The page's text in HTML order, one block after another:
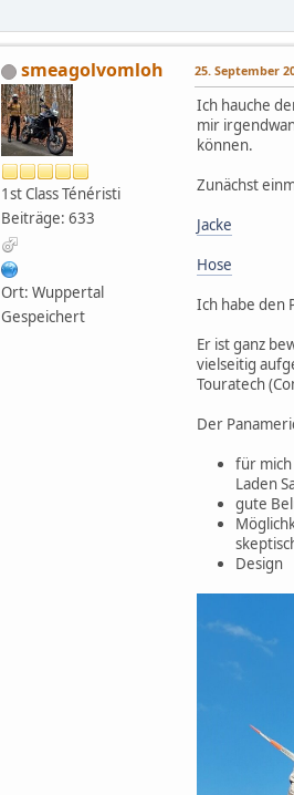
smeagolvomloh
1st Class Ténéristi
Beiträge: 633
Ort: Wuppertal
Gespeichert
25. September
Ich hauche
mir
können.
Zunächst
Jacke
Hose
Ich habe den
Er ist ganz
vielseitig
Touratech
Der
für mich
Laden
gute
Design